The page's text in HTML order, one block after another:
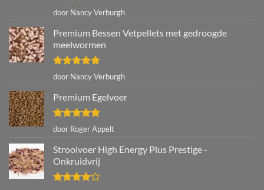
Gewaardeerd
door Nancy Verburgh
Premium Bessen Vetpellets met gedroogde
meelwormen
Gewaardeerd
door Nancy Verburgh
Premium Egelvoer
Gewaardeerd
uit 5
door Roger Appelt
Strooivoer High Energy Plus Prestige -
Onkruidvrij